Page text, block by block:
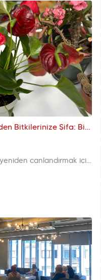
Yedikule & Ayvansaray Bahçe'den Bitkilerinize Şifa: Bitki Hastanesi'nde Profesyonel Bakım Devam Ediyor
Bitkilerinizin sağlığını korumak ve yeniden canlandırmak için Yedikule & Ayvansaray Bahçe'de hizmet veren Bitki Hastanesi bitki sahiplerine randevusuz destek sunarak yeşilin korunmasına katkı sağlıyor.